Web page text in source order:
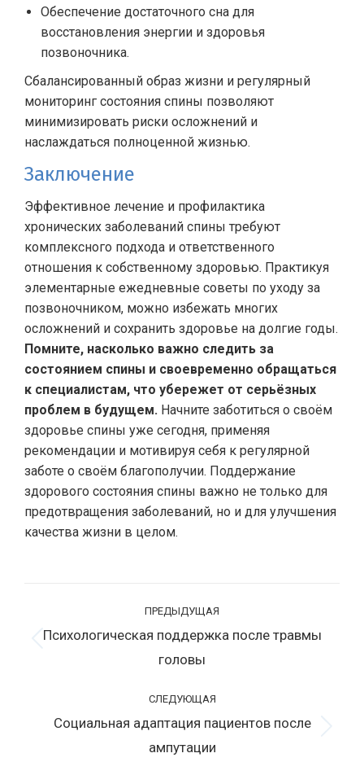
Обеспечение достаточного сна для
восстановления энергии и здоровья
позвоночника.
Сбалансированный образ жизни и регулярный
мониторинг состояния спины позволяют
минимизировать риски осложнений и
наслаждаться полноценной жизнью.
Заключение
Эффективное лечение и профилактика
хронических заболеваний спины требуют
комплексного подхода и ответственного
отношения к собственному здоровью. Практикуя
элементарные ежедневные советы по уходу за
позвоночником, можно избежать многих
осложнений и сохранить здоровье на долгие годы.
Помните, насколько важно следить за
состоянием спины и своевременно обращаться
к специалистам, что убережет от серьёзных
проблем в будущем. Начните заботиться о своём
здоровье спины уже сегодня, применяя
рекомендации и мотивируя себя к регулярной
заботе о своём благополучии. Поддержание
здорового состояния спины важно не только для
предотвращения заболеваний, но и для улучшения
качества жизни в целом.
записям
ПРЕДЫДУЩАЯ
Предыдущая
запись:
Психологическая поддержка после травмы
головы
СЛЕДУЮЩАЯ
Следующая
запись:
Социальная адаптация пациентов после
ампутации